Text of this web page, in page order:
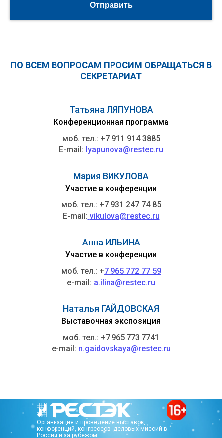
Отправить
ПО ВСЕМ ВОПРОСАМ ПРОСИМ ОБРАЩАТЬСЯ В
СЕКРЕТАРИАТ
Татьяна ЛЯПУНОВА
Конференционная программа
моб. тел.: +7 911 914 3885
E-mail: lyapunova@restec.ru
Мария ВИКУЛОВА
Участие в конференции
моб. тел.: +7 931 247 74 85
E-mail: vikulova@restec.ru
Анна ИЛЬИНА
Участие в конференции
моб. тел.: +7 965 772 77 59
e-mail: a.ilina@restec.ru
Наталья ГАЙДОВСКАЯ
Выставочная экспозиция
моб. тел.: +7 965 773 7741
e-mail: n.gaidovskaya@restec.ru
Организация и проведение выставок,
конференций, конгрессов, деловых миссий в
России и за рубежом